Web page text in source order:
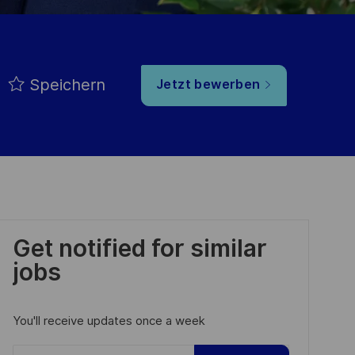
Speichern Jetzt bewerben
Get notified for similar
jobs
You'll receive updates once a week